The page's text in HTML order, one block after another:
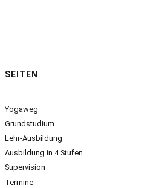
SEITEN
Yogaweg
Grundstudium
Lehr-Ausbildung
Ausbildung in 4 Stufen
Supervision
Termine